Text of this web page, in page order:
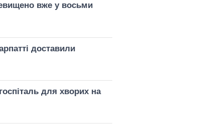
вже у восьми
доставили
для хворих на